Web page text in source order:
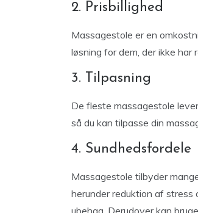
2. Prisbillighed
Massagestole er en
løsning for dem, der ikke
3. Tilpasning
De fleste massagestole
så du kan tilpasse din
4. Sundhedsfordele
Massagestole tilbyder
herunder reduktion af
ubehag. Derudover kan